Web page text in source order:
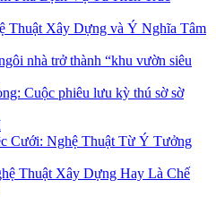
Thuật Xây Dựng và Ý Nghĩa Tâm
nhà trở thành “khu vườn siêu
Cuộc phiêu lưu kỳ thú sờ sờ
Cưới: Nghệ Thuật Từ Ý Tưởng
Thuật Xây Dựng Hay Là Chế